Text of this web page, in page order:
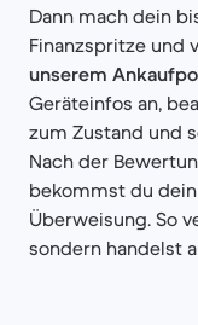
Dann mach dein
Finanzspritze und
unserem
Geräteinfos an,
zum Zustand und
Nach der
bekommst du
Überweisung. So
sondern handelst